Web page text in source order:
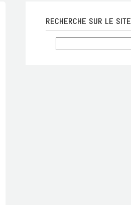
RECHERCHE SUR LE SITE